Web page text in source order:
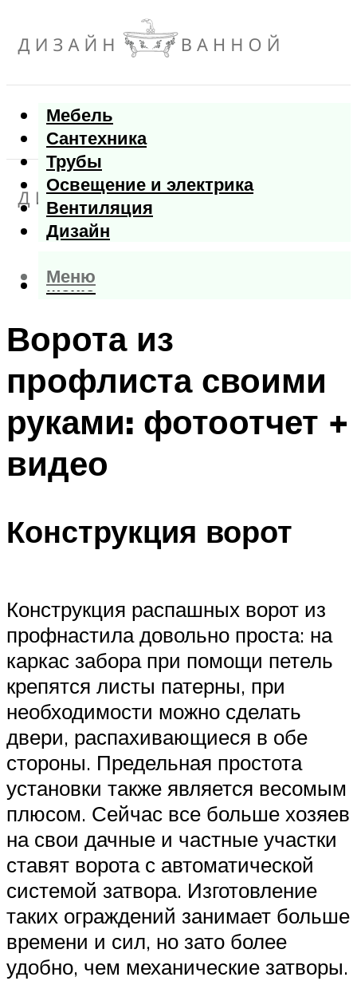
Мебель
Сантехника
Трубы
Освещение и электрика
Вентиляция
Дизайн
Меню
Меню
Ворота из
профлиста своими
руками: фотоотчет +
видео
Конструкция ворот
Конструкция распашных ворот из
профнастила довольно проста: на
каркас забора при помощи петель
крепятся листы патерны, при
необходимости можно сделать
двери, распахивающиеся в обе
стороны. Предельная простота
установки также является весомым
плюсом. Сейчас все больше хозяев
на свои дачные и частные участки
ставят ворота с автоматической
системой затвора. Изготовление
таких ограждений занимает больше
времени и сил, но зато более
удобно, чем механические затворы.